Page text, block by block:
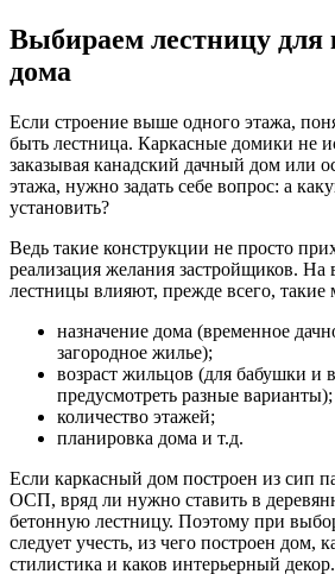
Выбираем лестницу для
дома
Если строение выше одного этажа,
быть лестница. Каркасные домики не
заказывая канадский дачный дом или
этажа, нужно задать себе вопрос: а
установить?
Ведь такие конструкции не просто
реализация желания застройщиков. На
лестницы влияют, прежде всего, такие
назначение дома (временное
загородное жилье);
возраст жильцов (для бабушки и
предусмотреть разные варианты);
количество этажей;
планировка дома и т.д.
Если каркасный дом построен из сип
ОСП, вряд ли нужно ставить в
бетонную лестницу. Поэтому при
следует учесть, из чего построен дом,
стилистика и каков интерьерный декор.